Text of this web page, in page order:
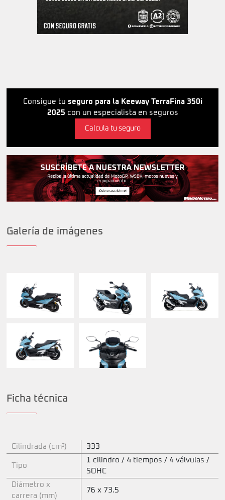
Consigue tu seguro para la Keeway TerraFina 350i
2025 con un especialista en seguros
Calcula tu seguro
Galería de imágenes
Ficha técnica
Cilindrada (cm³) 333
Tipo
1 cilindro / 4 tiempos / 4 válvulas /
SOHC
Diámetro x
carrera (mm)
76 x 73.5